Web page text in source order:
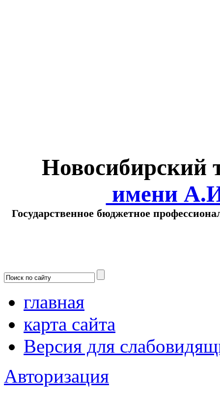
Новосибирский
имени
Государственное бюджетное
главная
карта сайта
Версия для
Авторизация